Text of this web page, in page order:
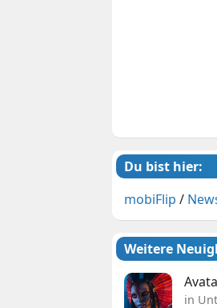
Du bist hier:
mobiFlip /
Weitere
in